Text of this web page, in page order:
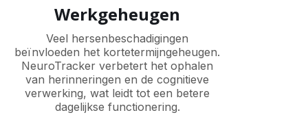
Werkgeheugen
Veel hersenbeschadigingen
beïnvloeden het kortetermijngeheugen.
NeuroTracker verbetert het ophalen
van herinneringen en de cognitieve
verwerking, wat leidt tot een betere
dagelijkse functionering.